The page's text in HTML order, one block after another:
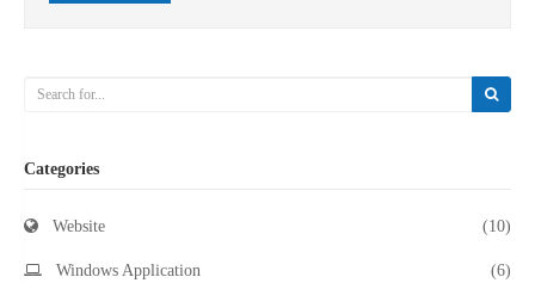
Categories
Website (10)
Windows Application (6)